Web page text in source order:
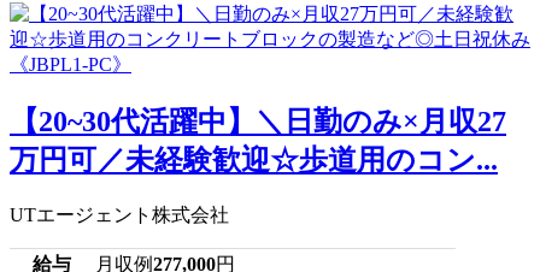
【20~30代活躍中】＼日勤のみ×月収27
万円可／未経験歓迎☆歩道用のコン...
UTエージェント株式会社
給与 月収例277,000円